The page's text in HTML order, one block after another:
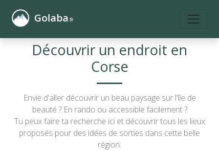
Golaba.fr
Découvrir un endroit en
Corse
Envie d'aller découvrir un beau paysage sur l'île de
beauté ? En rando ou accessible facilement ?
Tu peux faire ta recherche ici et découvrir tous les lieux
proposés pour des idées de sorties dans cette belle
région.